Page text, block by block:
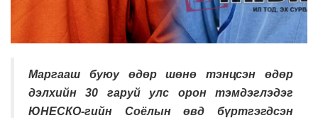
Маргааш буюу өдөр шөнө тэнцсэн өдөр
дэлхийн 30 гаруй улс орон тэмдэглэдэг
ЮНЕСКО-гийн Соёлын өвд бүртгэгдсэн